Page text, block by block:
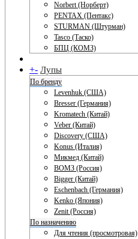
Norbert (Норберт)
PENTAX (Пентакс)
STURMAN (Штурман)
Tasco (Таско)
БПЦ (КОМЗ)
+- Лупы
По бренду
Levenhuk (США)
Bresser (Германия)
Kromatech (Китай)
Veber (Китай)
Discovery (США)
Konus (Италия)
Микмед (Китай)
ВОМЗ (Россия)
Bigger (Китай)
Eschenbach (Германия)
Kenko (Япония)
Zenit (Россия)
По назначению
Для чтения (просмотровая)